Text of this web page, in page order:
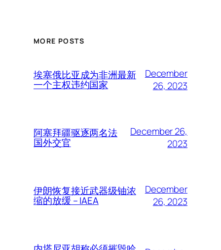
MORE POSTS
埃塞俄比亚成为非洲最新
一个主权违约国家
December
26, 2023
阿塞拜疆驱逐两名法
国外交官
December 26,
2023
伊朗恢复接近武器级铀浓
缩的放缓 – IAEA
December
26, 2023